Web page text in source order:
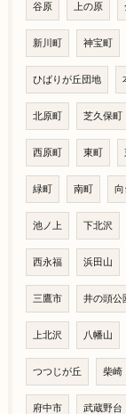
谷原 上の原
新川町 神宝町
ひばりが丘団地
北原町 芝久保町
西原町 東町
緑町 南町 向
池ノ上 下北沢
西永福 浜田山
三鷹市 井の頭公
上北沢 八幡山
つつじが丘 柴崎
府中市 武蔵野台